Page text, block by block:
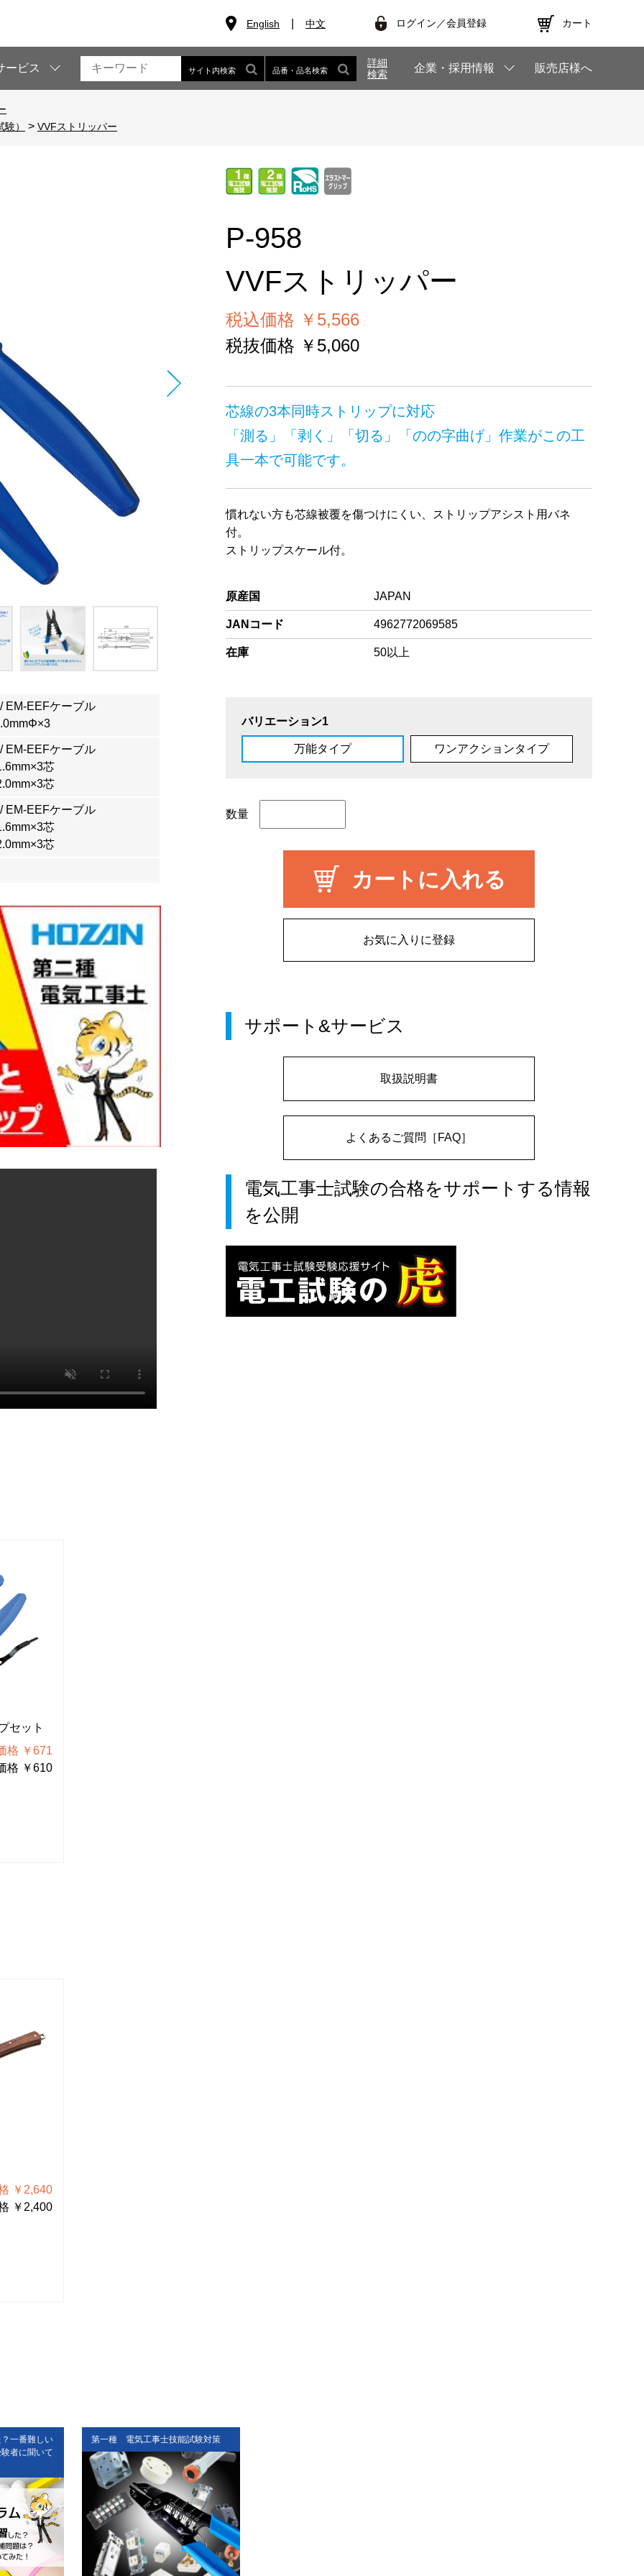
English 中文 ログイン／会員登録 カート
ービス サイト内検索 品番・品名検索
詳細
検索
企業・採用情報 販売店様へ
）
> VVFストリッパー
EM-EEFケーブル
EM-EEFケーブル
芯
芯
EM-EEFケーブル
芯
芯
P-958
VVFストリッパー
税込価格 ￥5,566
税抜価格 ￥5,060
芯線の3本同時ストリップに対応
「測る」「剥く」「切る」「のの字曲げ」作業がこの工
具一本で可能です。
慣れない方も芯線被覆を傷つけにくい、ストリップアシスト用バネ
付。
ストリップスケール付。
原産国 JAPAN
JANコード 4962772069585
在庫 50以上
バリエーション1
万能タイプ ワンアクションタイプ
数量
カートに入れる
お気に入りに登録
サポート&サービス
取扱説明書
よくあるご質問［FAQ］
電気工事士試験の合格をサポートする情報
を公開
セット
格 ￥671
格 ￥610
￥2,640
￥2,400
一番難しい
者に聞いて
第一種 電気工事士技能試験対策